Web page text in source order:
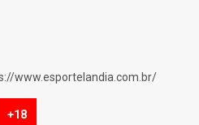
www.esportelandia.com.br/
+18